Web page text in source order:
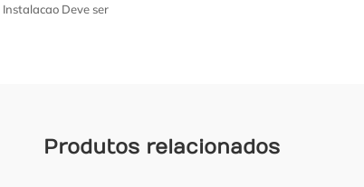
Deve ser
Produtos relacionados